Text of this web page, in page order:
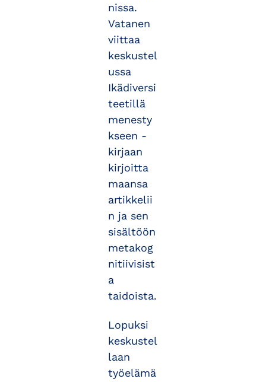
nissa.
Vatanen
viittaa
keskustel
ussa
Ikädiversi
teetillä
menesty
kseen -
kirjaan
kirjoitta
maansa
artikkelii
n ja sen
sisältöön
metakog
nitiivisist
a
taidoista.
Lopuksi
keskustel
laan
työelämä